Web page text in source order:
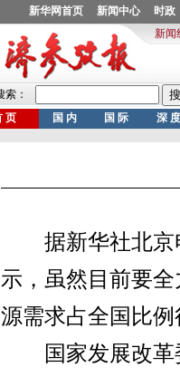
据新华社北京
示，虽然目前要
源需求占全国比
国家发展改革